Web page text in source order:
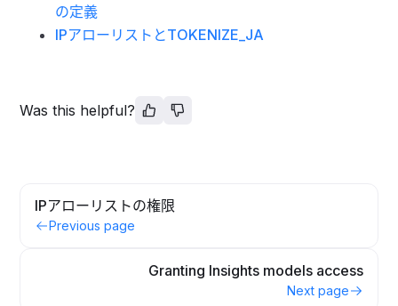
の定義
IPアローリストとTOKENIZE_JA
Was this helpful?
IPアローリストの権限
Previous page
Granting Insights models access
Next page